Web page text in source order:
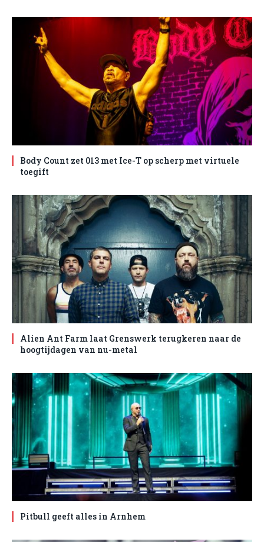
Body Count zet 013 met Ice-T op scherp met virtuele
toegift
Alien Ant Farm laat Grenswerk terugkeren naar de
hoogtijdagen van nu-metal
Pitbull geeft alles in Arnhem